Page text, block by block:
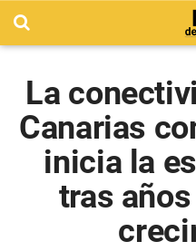
La
Canarias
inicia la
tras